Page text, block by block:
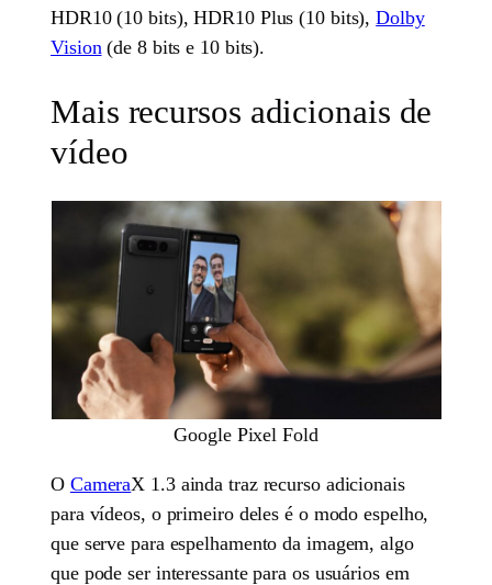
HDR10 (10 bits), HDR10 Plus (10 bits),Dolby
Vision (de 8 bits e 10 bits).
Mais recursos adicionais de
vídeo
Google Pixel Fold
O CameraX 1.3 ainda traz recurso adicionais
para vídeos, o primeiro deles é o modo espelho,
que serve para espelhamento da imagem, algo
que pode ser interessante para os usuários em